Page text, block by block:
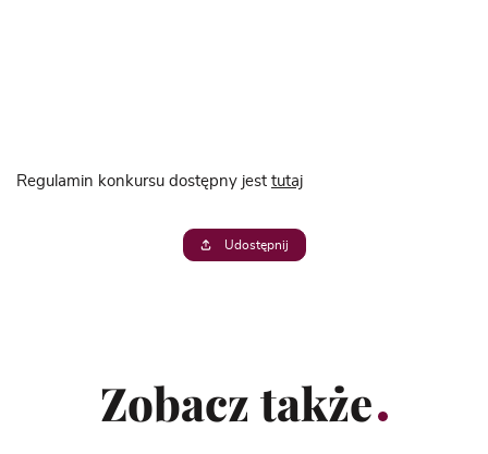
Regulamin konkursu dostępny jest tutaj
Udostępnij
Zobacz także